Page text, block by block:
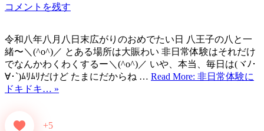
コメントを残す
令和八年八月八日末広がりのおめでたい日 八王子の八と一
緒〜＼(^o^)／ とある場所は大賑わい 非日常体験はそれだけ
でなんかわくわくするー＼(^o^)／ いや、本当、毎日は(ヾﾉ･
∀･`)ﾑﾘﾑﾘだけど たまにだからね … Read More: 非日常体験に
ドキドキ… »
+5